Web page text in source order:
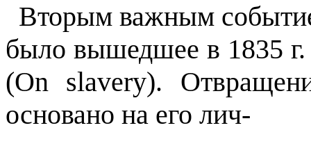
Вторым важным
было вышедшее в 1835 г.
(On slavery).
основано на его лич-